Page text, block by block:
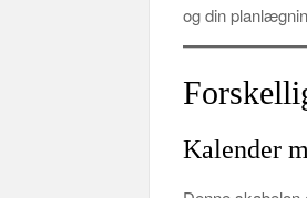
og din
Kalender